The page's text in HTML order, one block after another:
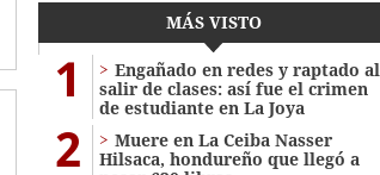
MÁS VISTO
1
Engañado en redes y raptado al
salir de clases: así fue el crimen
de estudiante en La Joya
2
Muere en La Ceiba Nasser
Hilsaca, hondureño que llegó a